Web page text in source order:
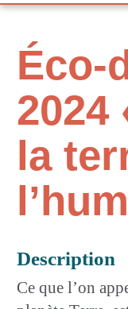
Éco-
2024
la
Description
Ce que l’on